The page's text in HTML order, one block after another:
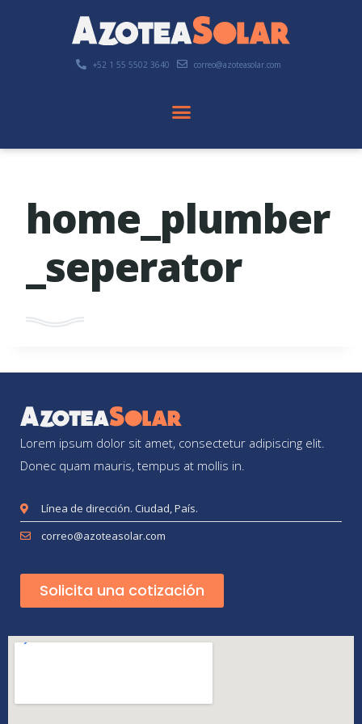
+52 1 55 5502 3640 correo@azoteasolar.com
home_plumber
_seperator
Lorem ipsum dolor sit amet, consectetur adipiscing elit.
Donec quam mauris, tempus at mollis in.
Línea de dirección. Ciudad, País.
correo@azoteasolar.com
Solicita una cotización